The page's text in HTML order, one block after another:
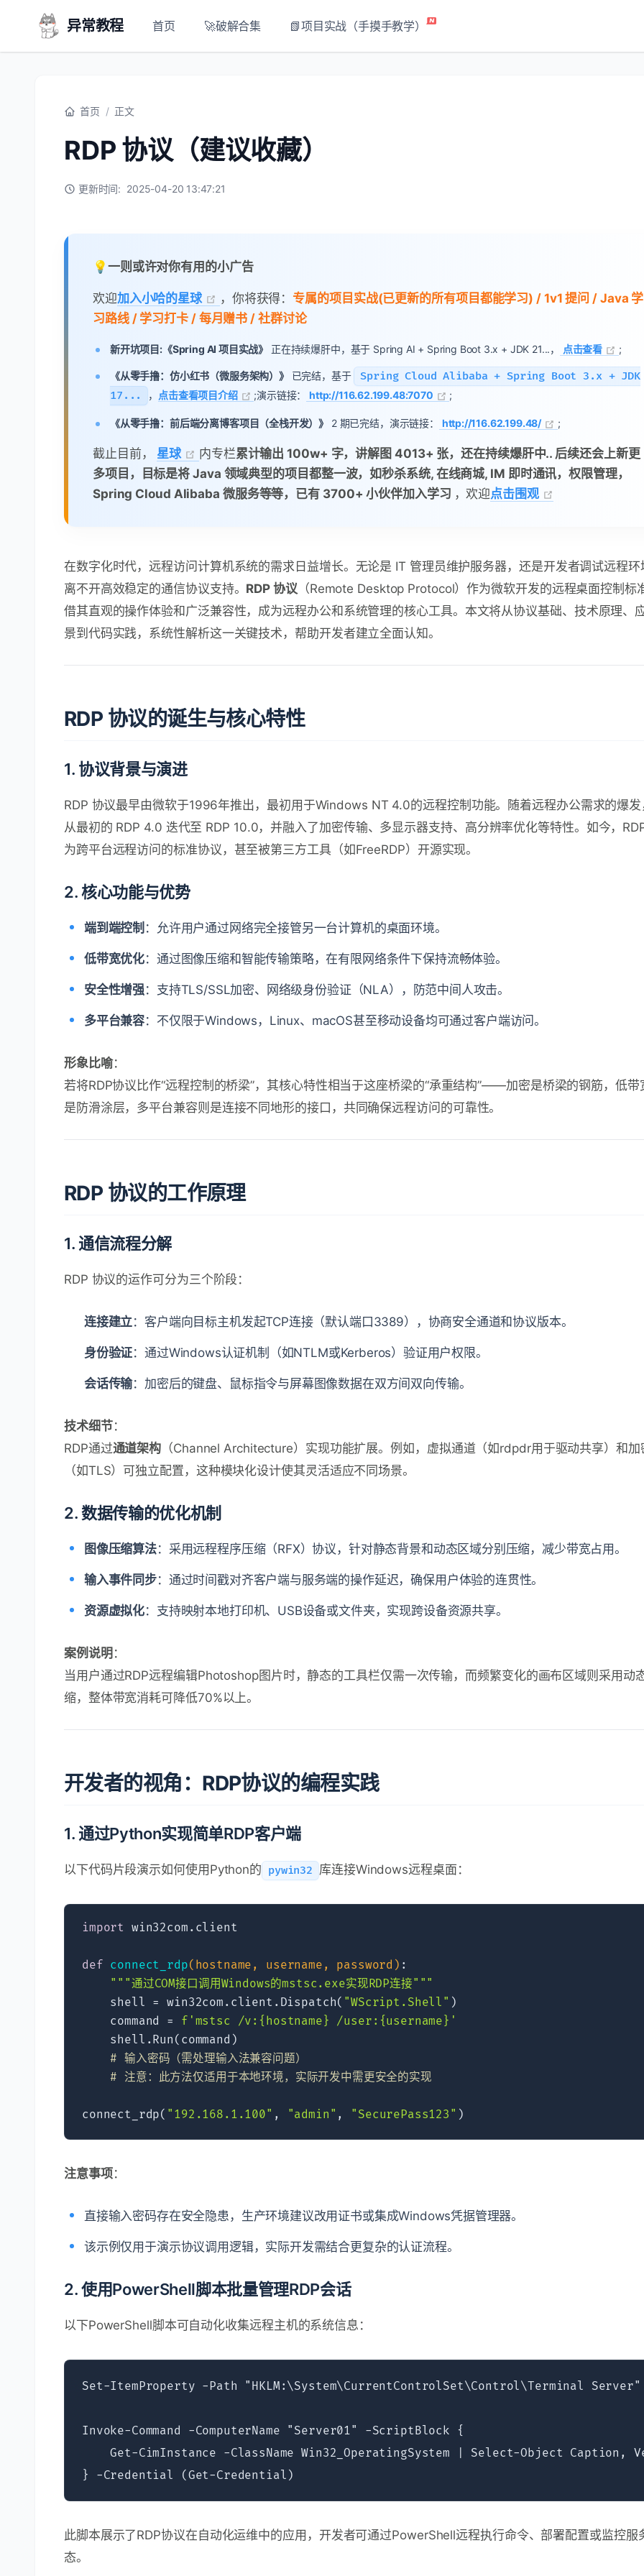
异常教程 首页 🚀破解合集 📗项目实战（手摸手教学）
首页 / 正文
RDP 协议（建议收藏）
更新时间: 2025-04-20 13:47:21
💡一则或许对你有用的小广告
欢迎加入小哈的星球 ，你将获得： 专属的项目实战(已更新的所有项目都能学习) / 1v1 提问 / Java 学
习路线 / 学习打卡 / 每月赠书 / 社群讨论
新开坑项目:《Spring AI 项目实战》 正在持续爆肝中，基于 Spring AI + Spring Boot 3.x + JDK 21...， 点击查看 ;
《从零手撸：仿小红书（微服务架构）》 已完结，基于
Spring Cloud Alibaba + Spring Boot 3.x + JDK
17...
， 点击查看项目介绍 ;演示链接： http://116.62.199.48:7070 ;
《从零手撸：前后端分离博客项目（全栈开发）》 2 期已完结，演示链接： http://116.62.199.48/ ;
截止目前， 星球 内专栏累计输出 100w+ 字，讲解图 4013+ 张，还在持续爆肝中.. 后续还会上新更
多项目，目标是将 Java 领域典型的项目都整一波，如秒杀系统, 在线商城, IM 即时通讯，权限管理，
Spring Cloud Alibaba 微服务等等，已有 3700+ 小伙伴加入学习 ，欢迎点击围观
在数字化时代，远程访问计算机系统的需求日益增长。无论是 IT 管理员维护服务器，还是开发者调试远程环
离不开高效稳定的通信协议支持。 RDP 协议（Remote Desktop Protocol）作为微软开发的远程桌面控制标
借其直观的操作体验和广泛兼容性，成为远程办公和系统管理的核心工具。本文将从协议基础、技术原理、
景到代码实践，系统性解析这一关键技术，帮助开发者建立全面认知。
RDP 协议的诞生与核心特性
1. 协议背景与演进
RDP 协议最早由微软于1996年推出，最初用于Windows NT 4.0的远程控制功能。随着远程办公需求的爆发
从最初的 RDP 4.0 迭代至 RDP 10.0，并融入了加密传输、多显示器支持、高分辨率优化等特性。如今，
为跨平台远程访问的标准协议，甚至被第三方工具（如FreeRDP）开源实现。
2. 核心功能与优势
端到端控制 ：允许用户通过网络完全接管另一台计算机的桌面环境。
低带宽优化：通过图像压缩和智能传输策略，在有限网络条件下保持流畅体验。
安全性增强：支持TLS/SSL加密、网络级身份验证（NLA），防范中间人攻击。
多平台兼容：不仅限于Windows，Linux、macOS甚至移动设备均可通过客户端访问。
形象比喻：
若将RDP协议比作“远程控制的桥梁”，其核心特性相当于这座桥梁的“承重结构”——加密是桥梁的钢筋，低带
是防滑涂层，多平台兼容则是连接不同地形的接口，共同确保远程访问的可靠性。
RDP 协议的工作原理
1. 通信流程分解
RDP 协议的运作可分为三个阶段：
连接建立：客户端向目标主机发起TCP连接（默认端口3389），协商安全通道和协议版本。
身份验证：通过Windows认证机制（如NTLM或Kerberos）验证用户权限。
会话传输：加密后的键盘、鼠标指令与屏幕图像数据在双方间双向传输。
技术细节：
RDP通过通道架构 （Channel Architecture）实现功能扩展。例如，虚拟通道（如rdpdr用于驱动共享）和加
（如TLS）可独立配置，这种模块化设计使其灵活适应不同场景。
2. 数据传输的优化机制
图像压缩算法：采用远程程序压缩（RFX）协议，针对静态背景和动态区域分别压缩，减少带宽占用。
输入事件同步：通过时间戳对齐客户端与服务端的操作延迟，确保用户体验的连贯性。
资源虚拟化：支持映射本地打印机、USB设备或文件夹，实现跨设备资源共享。
案例说明 ：
当用户通过RDP远程编辑Photoshop图片时，静态的工具栏仅需一次传输，而频繁变化的画布区域则采用动
缩，整体带宽消耗可降低70%以上。
开发者的视角：RDP协议的编程实践
1. 通过Python实现简单RDP客户端
以下代码片段演示如何使用Python的 pywin32 库连接Windows远程桌面：
import win32com.client
def connect_rdp(hostname, username, password) :
"""通过COM接口调用Windows的mstsc.exe实现RDP连接"""
    shell = win32com.client.Dispatch(
"WScript.Shell" )
    command =
f'mstsc /v: {hostname} /user: {username} '
    shell.Run(command)
# 输入密码（需处理输入法兼容问题）
# 注意：此方法仅适用于本地环境，实际开发中需更安全的实现
connect_rdp( "192.168.1.100" , "admin" , "SecurePass123"
注意事项：
直接输入密码存在安全隐患，生产环境建议改用证书或集成Windows凭据管理器。
该示例仅用于演示协议调用逻辑，实际开发需结合更复杂的认证流程。
2. 使用PowerShell脚本批量管理RDP会话
以下PowerShell脚本可自动化收集远程主机的系统信息：
Set-ItemProperty -Path "HKLM:\System\CurrentControlSet\Control\Terminal
Invoke-Command -ComputerName "Server01" -ScriptBlock {
Get-CimInstance -ClassName Win32_OperatingSystem | Select-Object Caption,
此脚本展示了RDP协议在自动化运维中的应用，开发者可通过PowerShell远程执行命令、部署配置或监控服
态。